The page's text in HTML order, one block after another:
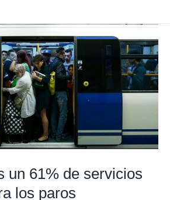
un 61% de servicios
los paros